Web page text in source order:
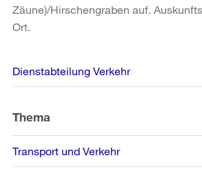
Zäune)/Hirschengraben auf.
Ort.
Weitere
Informationen
Dienstabteilung Verkehr
Thema
Transport und Verkehr